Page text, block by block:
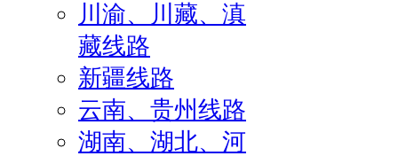
川渝、川藏、滇
藏线路
新疆线路
云南、贵州线路
湖南、湖北、河